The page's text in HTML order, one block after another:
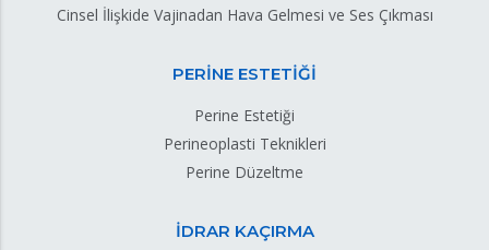
Cinsel İlişkide Vajinadan Hava Gelmesi ve Ses Çıkması
PERİNE ESTETİĞİ
Perine Estetiği
Perineoplasti Teknikleri
Perine Düzeltme
İDRAR KAÇIRMA